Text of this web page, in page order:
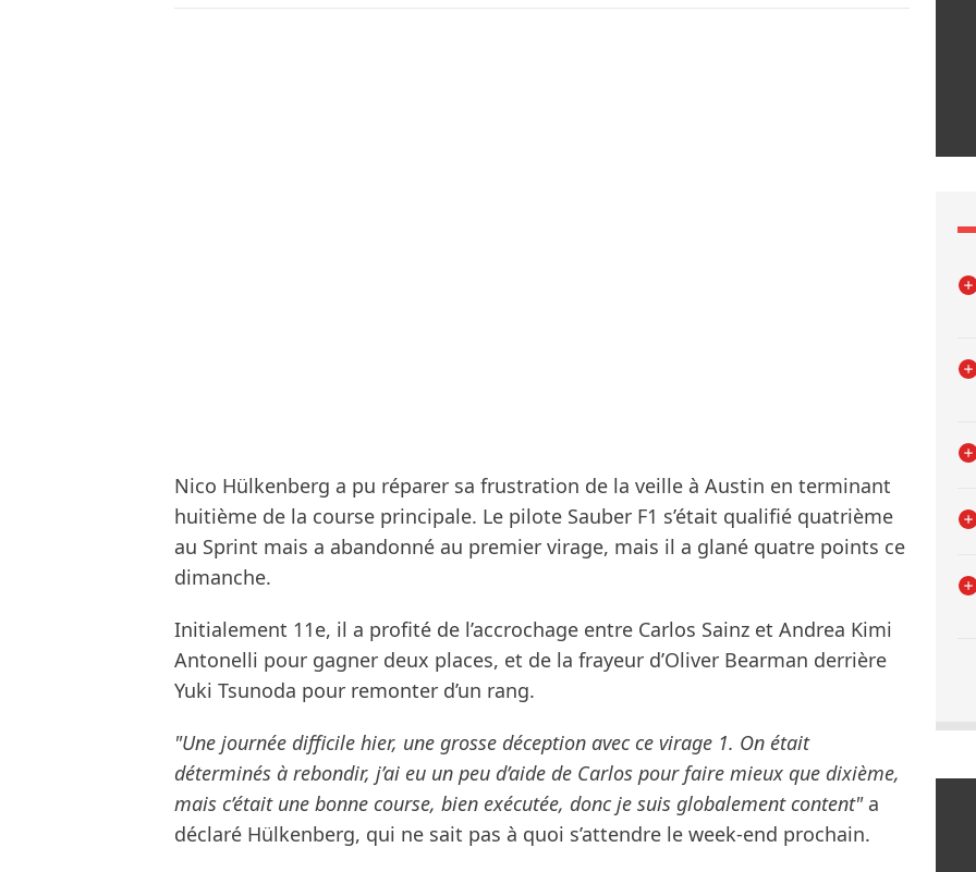
Nico Hülkenberg a pu réparer sa frustration de la veille à Austin en terminant
huitième de la course principale. Le pilote Sauber F1 s’était qualifié quatrième
au Sprint mais a abandonné au premier virage, mais il a glané quatre points ce
dimanche.
Initialement 11e, il a profité de l’accrochage entre Carlos Sainz et Andrea Kimi
Antonelli pour gagner deux places, et de la frayeur d’Oliver Bearman derrière
Yuki Tsunoda pour remonter d’un rang.
"Une journée difficile hier, une grosse déception avec ce virage 1. On était
déterminés à rebondir, j’ai eu un peu d’aide de Carlos pour faire mieux que dixième,
mais c’était une bonne course, bien exécutée, donc je suis globalement content"a
déclaré Hülkenberg, qui ne sait pas à quoi s’attendre le week-end prochain.